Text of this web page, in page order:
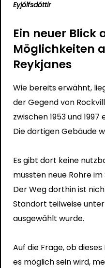
Eyjólfsdóttir
Ein neuer Blick
Möglichkeiten
Reykjanes
Wie bereits erwähnt,
der Gegend von
zwischen 1953 und
Die dortigen Gebäude
Es gibt dort keine
müssten neue Rohre
Der Weg dorthin ist
Standort teilweise
ausgewählt wurde.
Auf die Frage, ob
es möglich sein wird,